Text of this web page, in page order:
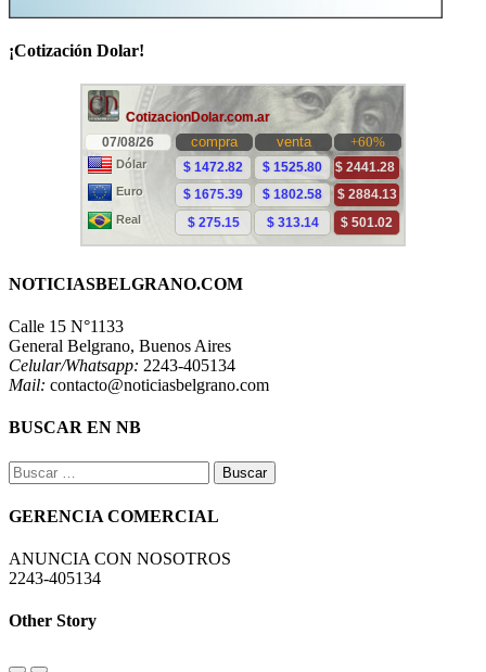
¡Cotización Dolar!
NOTICIASBELGRANO.COM
Calle 15 N°1133
General Belgrano, Buenos Aires
Celular/Whatsapp: 2243-405134
Mail: contacto@noticiasbelgrano.com
BUSCAR EN NB
Buscar:
GERENCIA COMERCIAL
ANUNCIA CON NOSOTROS
2243-405134
Other Story